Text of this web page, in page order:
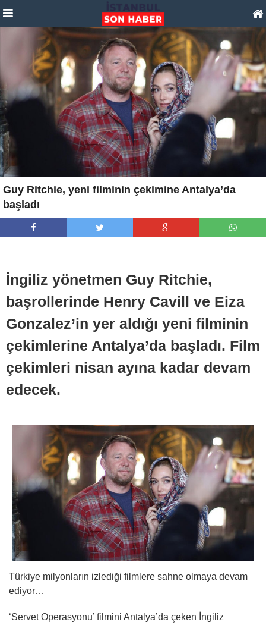
Guy Ritchie, yeni filminin çekimine Antalya’da
başladı
İngiliz yönetmen Guy Ritchie,
başrollerinde Henry Cavill ve Eiza
Gonzalez’in yer aldığı yeni filminin
çekimlerine Antalya’da başladı. Film
çekimleri nisan ayına kadar devam
edecek.
Türkiye milyonların izlediği filmlere sahne olmaya devam
ediyor…
‘Servet Operasyonu’ filmini Antalya’da çeken İngiliz